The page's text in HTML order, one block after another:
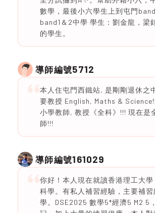
數學，最後小六學生上到屯門
band1＆2中學 學生：劉金龍，梁
的學生。
導師編號5712
本人住屯門西鐵站, 是剛剛退休之
要教授 English, Maths &
小學教師, 教授《全科》!!! 現在是
師!!!
導師編號161029
你好！本人現在就讀香港理工大學
科學。有私人補習經驗，主要補習
學。DSE2025 數學5*經濟5 M2 5